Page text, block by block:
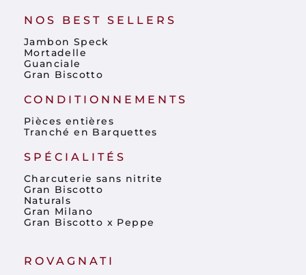
NOS BEST SELLERS
Jambon Speck
Mortadelle
Guanciale
Gran Biscotto
CONDITIONNEMENTS
Pièces entières
Tranché en Barquettes
SPÉCIALITÉS
Charcuterie sans nitrite
Gran Biscotto
Naturals
Gran Milano
Gran Biscotto x Peppe
ROVAGNATI